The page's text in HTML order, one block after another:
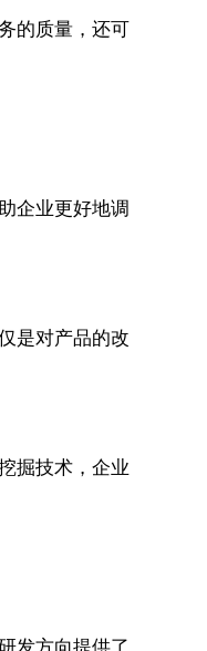
的质量，还可
企业更好地调
是对产品的改
掘技术，企业
发方向提供了